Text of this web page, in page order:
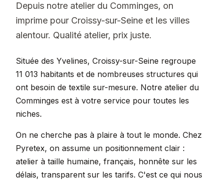
Depuis notre atelier du Comminges, on
imprime pour Croissy-sur-Seine et les villes
alentour. Qualité atelier, prix juste.
Située des Yvelines, Croissy-sur-Seine regroupe
11 013 habitants et de nombreuses structures qui
ont besoin de textile sur-mesure. Notre atelier du
Comminges est à votre service pour toutes les
niches.
On ne cherche pas à plaire à tout le monde. Chez
Pyretex, on assume un positionnement clair :
atelier à taille humaine, français, honnête sur les
délais, transparent sur les tarifs. C'est ce qui nous